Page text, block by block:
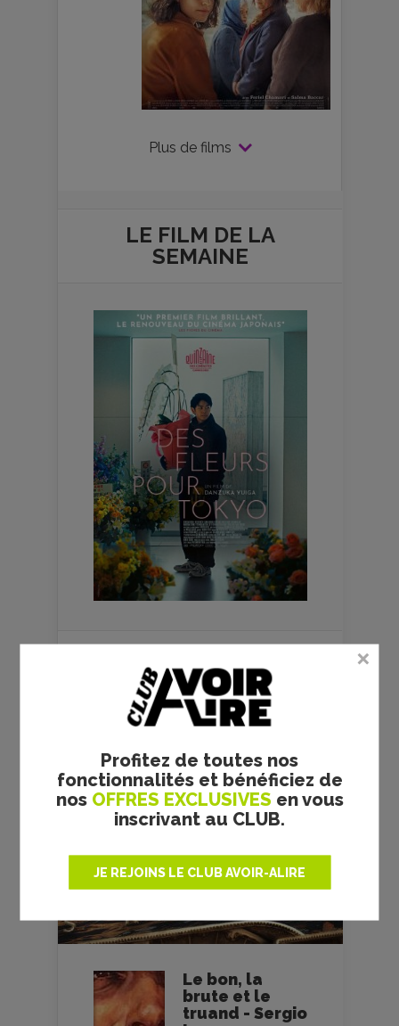
Profitez de toutes nos
fonctionnalités et bénéficiez de
nos OFFRES EXCLUSIVES en vous
inscrivant au CLUB.
JE REJOINS LE CLUB AVOIR-ALIRE
Plus de films
LE FILM DE LA
SEMAINE
RRR - S. S. RAJAMOULI -
CRITIQUE
Le bon, la
brute et le
truand - Sergio